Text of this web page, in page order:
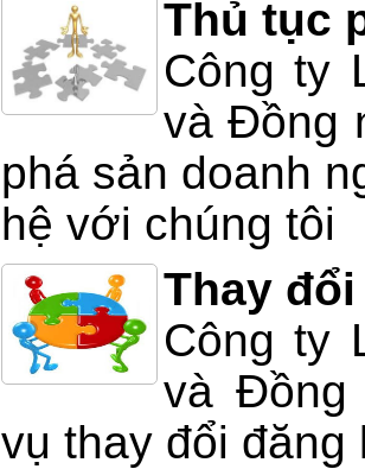
Thủ tục
Công ty
và Đồng
phá sản doanh
hệ với chúng tôi
Thay
Công ty
và Đồng
vụ thay đổi đăng